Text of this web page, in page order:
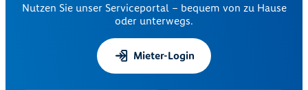
Nutzen Sie unser Serviceportal – bequem von zu Hause
oder unterwegs.
Mieter-Login